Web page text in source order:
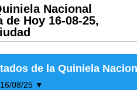
Nacional
Hoy 16-08-25,
de la Quiniela
08/25 ▼